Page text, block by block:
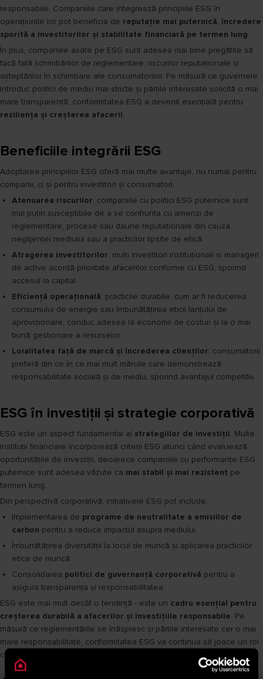
responsabile. Companiile care integrează principiile ESG în
operațiunile lor pot beneficia de reputație mai puternică, încredere
sporită a investitorilor și stabilitate financiară pe termen lung.
În plus, companiile axate pe ESG sunt adesea mai bine pregătite să
facă față schimbărilor de reglementare, riscurilor reputaționale și
așteptărilor în schimbare ale consumatorilor. Pe măsură ce guvernele
introduc politici de mediu mai stricte și părțile interesate solicită o mai
mare transparență, conformitatea ESG a devenit esențială pentru
reziliența și creșterea afacerii.
Beneficiile integrării ESG
Adoptarea principiilor ESG oferă mai multe avantaje, nu numai pentru
companii, ci și pentru investitori și consumatori.
Atenuarea riscurilor: companiile cu politici ESG puternice sunt
mai puțin susceptibile de a se confrunta cu amenzi de
reglementare, procese sau daune reputaționale din cauza
neglijenței mediului sau a practicilor lipsite de etică.
Atragerea investitorilor: mulți investitori instituționali și manageri
de active acordă prioritate afacerilor conforme cu ESG, sporind
accesul la capital.
Eficiență operațională: practicile durabile, cum ar fi reducerea
consumului de energie sau îmbunătățirea eticii lanțului de
aprovizionare, conduc adesea la economii de costuri și la o mai
bună gestionare a resurselor.
Loialitatea față de marcă și încrederea clienților: consumatorii
preferă din ce în ce mai mult mărcile care demonstrează
responsabilitate socială și de mediu, sporind avantajul competitiv.
ESG în investiții și strategie corporativă
ESG este un aspect fundamental al strategiilor de investiții. Multe
instituții financiare încorporează criterii ESG atunci când evaluează
oportunitățile de investiții, deoarece companiile cu performanțe ESG
puternice sunt adesea văzute ca mai stabil și mai rezistent pe
termen lung.
Din perspectivă corporativă, inițiativele ESG pot include:
Implementarea de programe de neutralitate a emisiilor de
carbon pentru a reduce impactul asupra mediului.
Îmbunătățirea diversității la locul de muncă și aplicarea practicilor
etice de muncă.
Consolidarea politici de guvernanță corporativă pentru a
asigura transparența și responsabilitatea.
ESG este mai mult decât o tendință - este un cadru esențial pentru
creșterea durabilă a afacerilor și investițiile responsabile. Pe
măsură ce reglementările se înăspresc și părțile interesate cer o mai
mare responsabilitate, conformitatea ESG va continua să joace un rol
crucial în modelarea viitorului afacerilor și finanțelor.